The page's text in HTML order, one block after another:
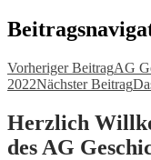
Vorheriger BeitragAG
2022Nächster Beitrag
Herzlich
des AG